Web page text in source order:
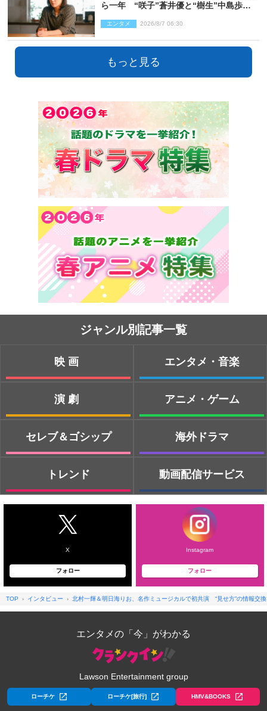
ら一年 “咲子”蒼井優と“樹生”中島歩は
エンタメ 2026/8/7 06:30
もっと見る
ジャンル別記事一覧
映画
演劇
セレブ＆ゴシップ
トレンド
エンタメ・音楽
アニメ・ゲーム
海外ドラマ
動画配信サービス
X
フォロー
Instagram
フォロー
TOP インタビュー 北村一輝＆明日海りお、名作ミュージカルで初共演 “見せ方”の情報交
エンタメの「今」がわかる
Lawson Entertainment group
ローチケ ローチケ[旅行] HMV&BOOKS